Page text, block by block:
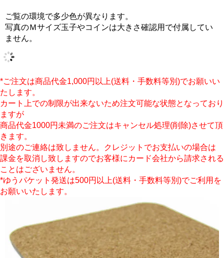
ご覧の環境で多少色が異なります。
写真のＭサイズ玉子やコインは大きさ確認用で付属してい
ません。
*ご注文は商品代金1,000円以上(送料・手数料等別)でお願いい
たします。
カート上での制限が出来ないため注文可能な状態となっており
ますが
商品代金1000円未満のご注文はキャンセル処理(削除)させて頂
きます。
別途のご連絡は致しません。クレジットでお支払いの場合は
課金を取消し致しますのでお客様にカード会社から請求される
ことはございません。
*ゆうパケット発送は500円以上(送料・手数料等別)でご利用を
お願いいたします。